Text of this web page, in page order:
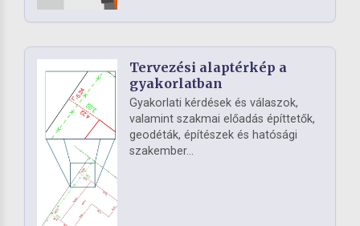
Tervezési alaptérkép a
gyakorlatban
Gyakorlati kérdések és válaszok,
valamint szakmai előadás építtetők,
geodéták, építészek és hatósági
szakember...